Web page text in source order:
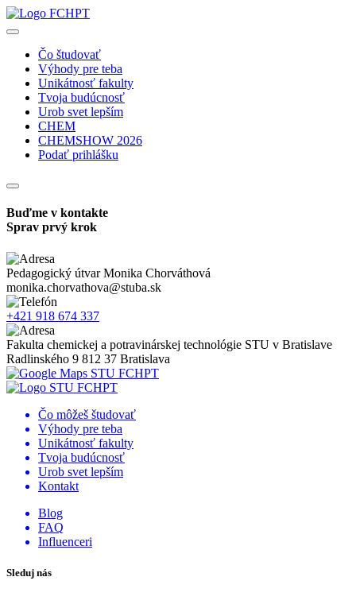
Čo študovať
Výhody pre teba
Unikátnosť fakulty
Tvoja budúcnosť
Urob svet lepším
CHEM
CHEMSHOW 2026
Podať prihlášku
Buďme v kontakte
Sprav prvý krok
Pedagogický útvar Monika Chorváthová
monika.chorvathova@stuba.sk
+421 918 674 337
Fakulta chemickej a potravinárskej technológie STU v Bratislave
Radlinského 9 812 37 Bratislava
Čo môžeš študovať
Výhody pre teba
Unikátnosť fakulty
Tvoja budúcnosť
Urob svet lepším
Kontakt
Blog
FAQ
Influenceri
Sleduj nás